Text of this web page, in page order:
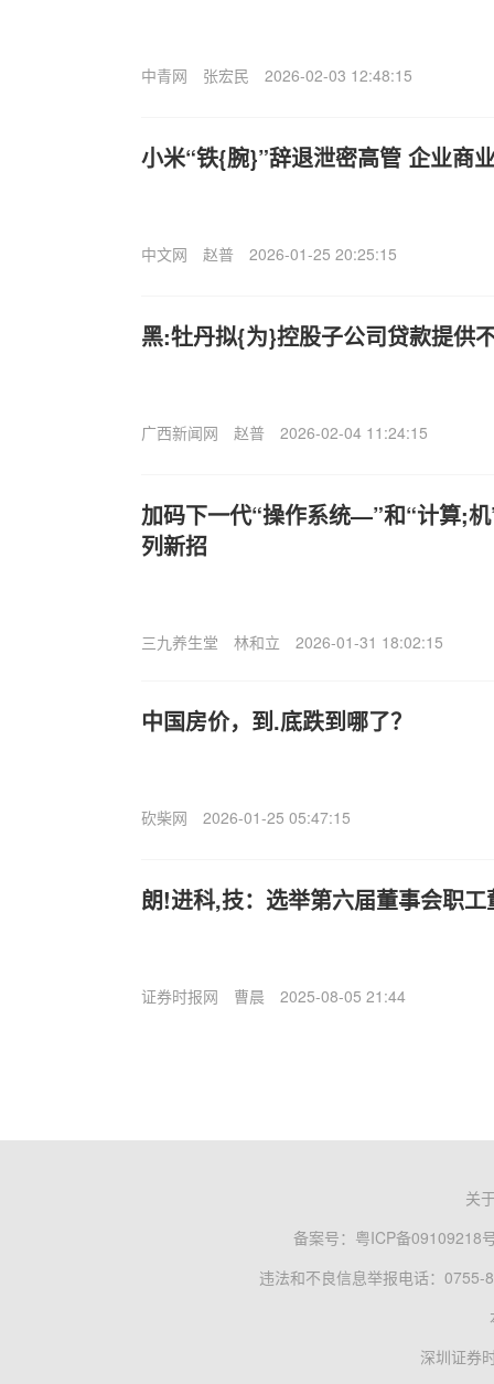
中青网 张宏民 2026-02-03 12:48:15
小米“铁{腕}”辞退泄密高管 企业商
中文网 赵普 2026-01-25 20:25:15
黑:牡丹拟{为}控股子公司贷款提供
广西新闻网 赵普 2026-02-04 11:24:15
加码下一代“操作系统—”和“计算;
列新招
三九养生堂 林和立 2026-01-31 18:02:15
中国房价，到.底跌到哪了？
砍柴网 2026-01-25 05:47:15
朗!进科,技：选举第六届董事会职工
证券时报网 曹晨 2025-08-05 21:44
关
备案号： 粤ICP备09109218
违法和不良信息举报电话：0755-
深圳证券